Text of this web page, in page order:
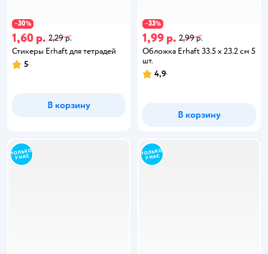
−30%
1,60 р. 2,29 р.
Стикеры Erhaft для тетрадей
5
В корзину
−33%
1,99 р. 2,99 р.
Обложка Erhaft 33.5 x 23.2 см 5
шт.
4,9
В корзину